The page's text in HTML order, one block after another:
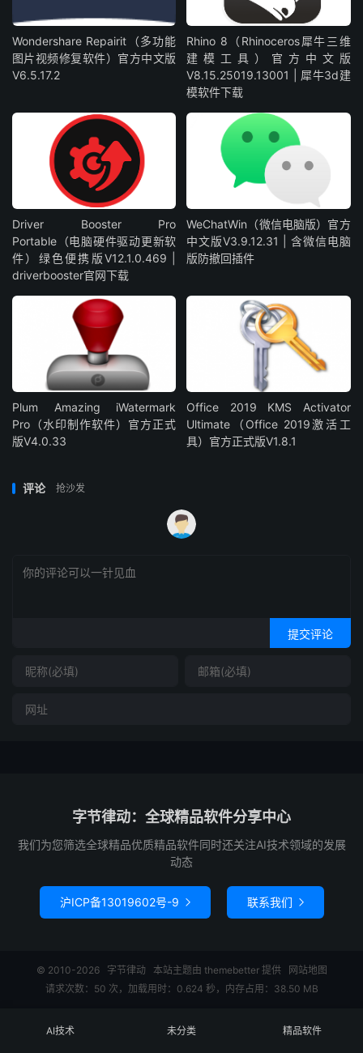
Wondershare Repairit（多功能
图片视频修复软件）官方中文版
V6.5.17.2
Rhino 8（Rhinoceros犀牛三维
建模工具）官方中文版
V8.15.25019.13001 | 犀牛3d建
模软件下载
Driver Booster Pro
Portable（电脑硬件驱动更新软
件）绿色便携版V12.1.0.469 |
driverbooster官网下载
WeChatWin（微信电脑版）官方
中文版V3.9.12.31 | 含微信电脑
版防撤回插件
Plum Amazing iWatermark
Pro（水印制作软件）官方正式
版V4.0.33
Office 2019 KMS Activator
Ultimate（Office 2019激活工
具）官方正式版V1.8.1
评论 抢沙发
提交评论
字节律动：全球精品软件分享中心
我们为您筛选全球精品优质精品软件同时还关注AI技术领域的发展
动态
沪ICP备13019602号-9  联系我们 
© 2010-2026 字节律动 本站主题由 themebetter提供
网站地图
请求次数：50 次，加载用时：0.624 秒，内存占用：38.50 MB
AI技术 未分类 精品软件